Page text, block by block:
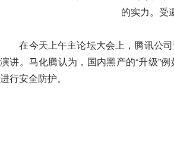
的实力。受
在今天上午主论坛大会上，腾讯公司
演讲。马化腾认为，国内黑产的“升级”
进行安全防护。